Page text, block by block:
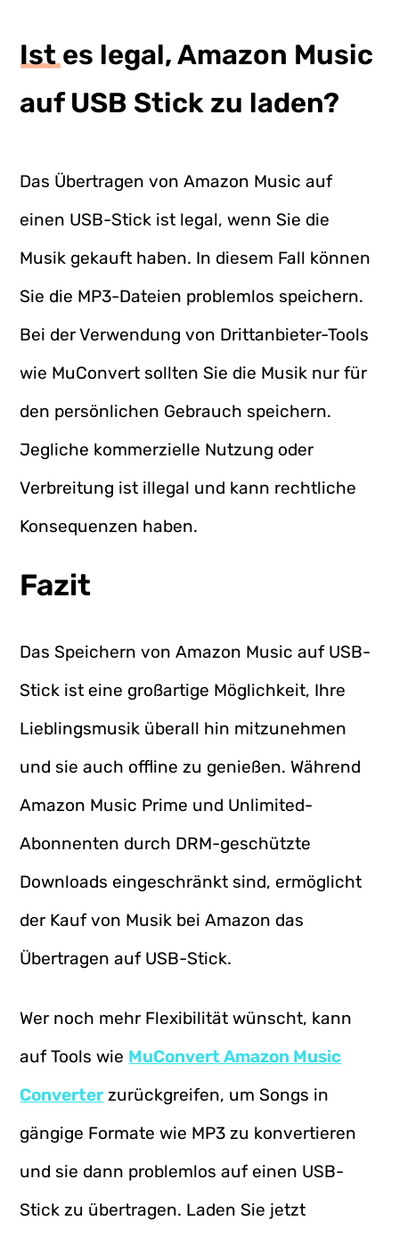
Ist es legal, Amazon Music
auf USB Stick zu laden?
Das Übertragen von Amazon Music auf
einen USB-Stick ist legal, wenn Sie die
Musik gekauft haben. In diesem Fall können
Sie die MP3-Dateien problemlos speichern.
Bei der Verwendung von Drittanbieter-Tools
wie MuConvert sollten Sie die Musik nur für
den persönlichen Gebrauch speichern.
Jegliche kommerzielle Nutzung oder
Verbreitung ist illegal und kann rechtliche
Konsequenzen haben.
Fazit
Das Speichern von Amazon Music auf USB-
Stick ist eine großartige Möglichkeit, Ihre
Lieblingsmusik überall hin mitzunehmen
und sie auch offline zu genießen. Während
Amazon Music Prime und Unlimited-
Abonnenten durch DRM-geschützte
Downloads eingeschränkt sind, ermöglicht
der Kauf von Musik bei Amazon das
Übertragen auf USB-Stick.
Wer noch mehr Flexibilität wünscht, kann
auf Tools wie MuConvert Amazon Music
Converter zurückgreifen, um Songs in
gängige Formate wie MP3 zu konvertieren
und sie dann problemlos auf einen USB-
Stick zu übertragen. Laden Sie jetzt